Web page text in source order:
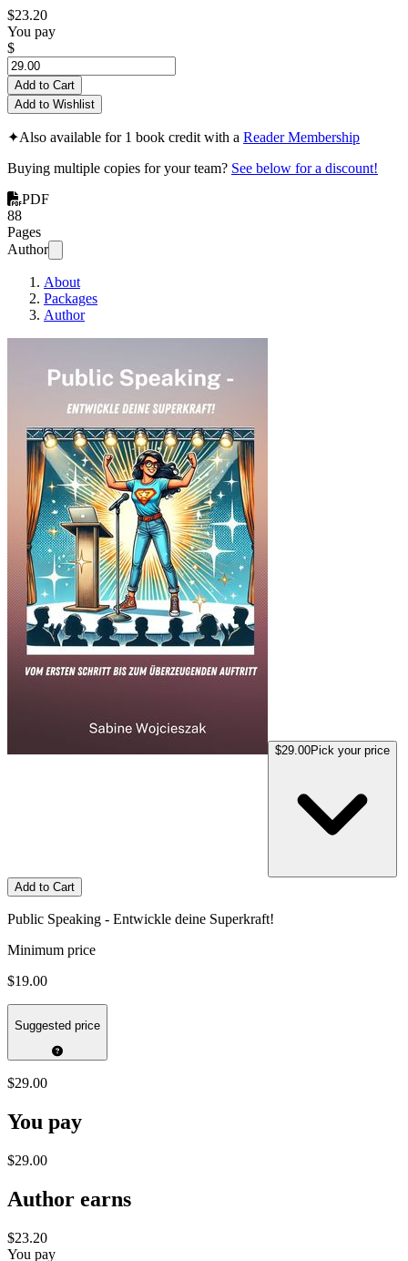
$23.20
You pay
$
Add to Cart
Add to Wishlist
✦Also available for 1 book credit with a Reader Membership
Buying multiple copies for your team? See below for a discount!
PDF
88
Pages
Author
About
Packages
Author
$29.00Pick your price
Add to Cart
Public Speaking - Entwickle deine Superkraft!
Minimum price
$19.00
Suggested price
$29.00
You pay
$29.00
Author earns
$23.20
You pay